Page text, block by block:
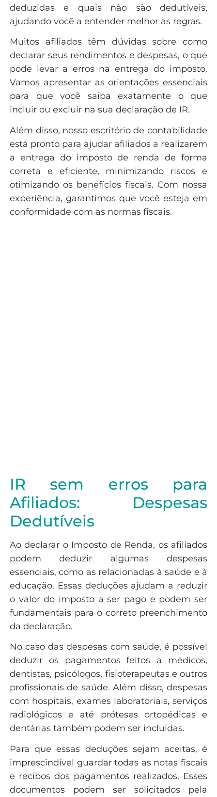
deduzidas e quais não são dedutíveis,
ajudando você a entender melhor as regras.
Muitos afiliados têm dúvidas sobre como
declarar seus rendimentos e despesas, o que
pode levar a erros na entrega do imposto.
Vamos apresentar as orientações essenciais
para que você saiba exatamente o que
incluir ou excluir na sua declaração de IR.
Além disso, nosso escritório de contabilidade
está pronto para ajudar afiliados a realizarem
a entrega do imposto de renda de forma
correta e eficiente, minimizando riscos e
otimizando os benefícios fiscais. Com nossa
experiência, garantimos que você esteja em
conformidade com as normas fiscais.
IR sem erros para
Afiliados: Despesas
Dedutíveis
Ao declarar o Imposto de Renda, os afiliados
podem deduzir algumas despesas
essenciais, como as relacionadas à saúde e à
educação. Essas deduções ajudam a reduzir
o valor do imposto a ser pago e podem ser
fundamentais para o correto preenchimento
da declaração.
No caso das despesas com saúde, é possível
deduzir os pagamentos feitos a médicos,
dentistas, psicólogos, fisioterapeutas e outros
profissionais de saúde. Além disso, despesas
com hospitais, exames laboratoriais, serviços
radiológicos e até próteses ortopédicas e
dentárias também podem ser incluídas.
Para que essas deduções sejam aceitas, é
imprescindível guardar todas as notas fiscais
e recibos dos pagamentos realizados. Esses
documentos podem ser solicitados pela